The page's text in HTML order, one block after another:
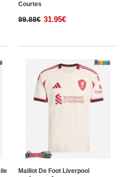
Courtes
99.88€ 31.95€
Maillot De Foot Liverpool